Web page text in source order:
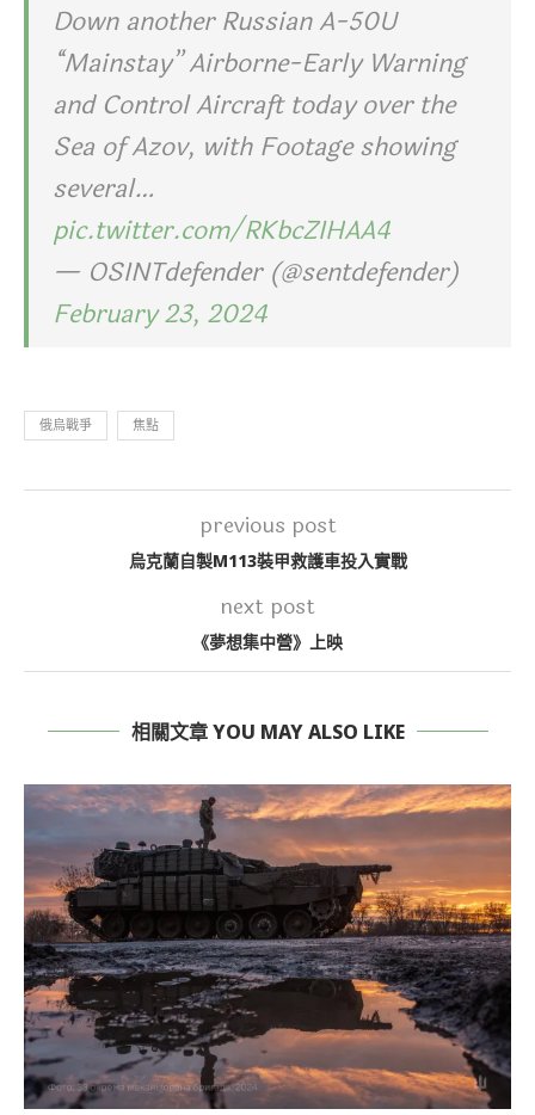
Down another Russian A-50U
“Mainstay” Airborne-Early Warning
and Control Aircraft today over the
Sea of Azov, with Footage showing
several…
pic.twitter.com/RKbcZIHAA4
— OSINTdefender (@sentdefender)
February 23, 2024
俄烏戰爭 焦點
previous post
烏克蘭自製M113裝甲救護車投入實戰
next post
《夢想集中營》上映
相關文章 YOU MAY ALSO LIKE